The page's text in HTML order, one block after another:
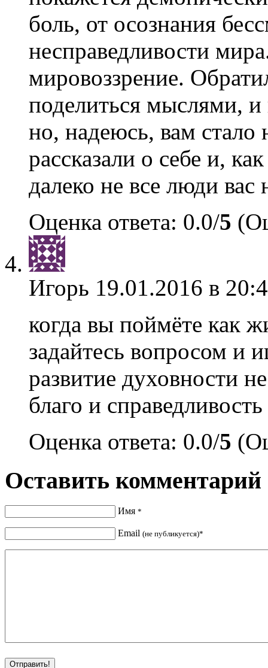
боль, от осознания
несправедливости
мировоззрение.
поделиться мыслями, и
но, надеюсь, вам стало
рассказали о себе и,
далеко не все люди
Оценка ответа: 0.0/5
Игорь 19.01.2016 в
когда вы поймёте как
задайтесь вопросом и
развитие духовности
благо и
Оценка ответа: 0.0/5
Оставить комментарий
Имя *
Email (не публикуется)*